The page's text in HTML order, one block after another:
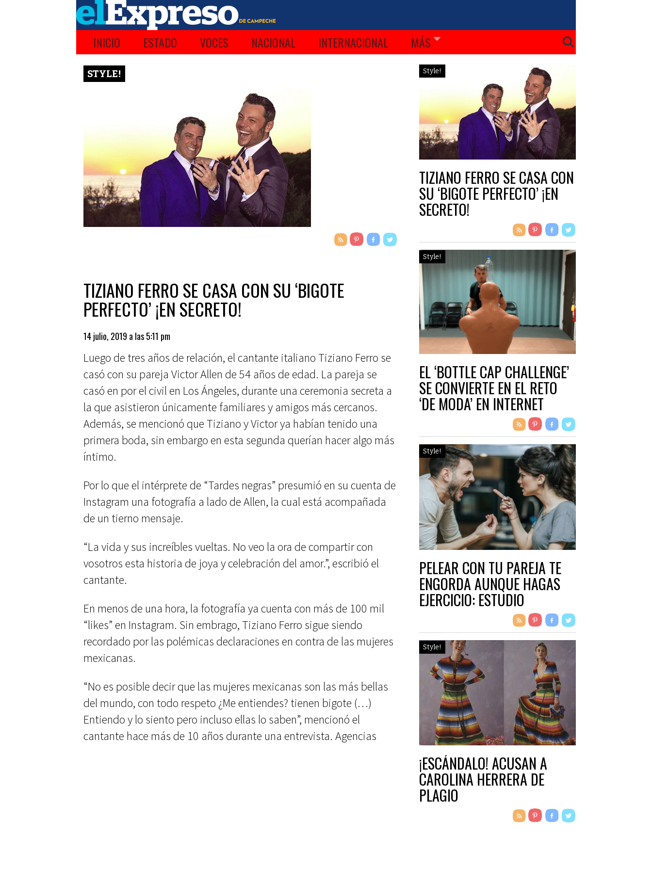
INICIO ESTADO VOCES NACIONAL INTERNACIONAL MÁS
STYLE!
TIZIANO FERRO SE CASA CON SU ‘BIGOTE
PERFECTO’ ¡EN SECRETO!
14 julio, 2019 a las 5:11 pm
Luego de tres años de relación, el cantante italiano Tiziano Ferro se
casó con su pareja Victor Allen de 54 años de edad. La pareja se
casó en por el civil en Los Ángeles, durante una ceremonia secreta a
la que asistieron únicamente familiares y amigos más cercanos.
Además, se mencionó que Tiziano y Victor ya habían tenido una
primera boda, sin embargo en esta segunda querían hacer algo más
íntimo.
Por lo que el intérprete de “Tardes negras” presumió en su cuenta de
Instagram una fotografía a lado de Allen, la cual está acompañada
de un tierno mensaje.
“La vida y sus increíbles vueltas. No veo la ora de compartir con
vosotros esta historia de joya y celebración del amor.”, escribió el
cantante.
En menos de una hora, la fotografía ya cuenta con más de 100 mil
“likes” en Instagram. Sin embrago, Tiziano Ferro sigue siendo
recordado por las polémicas declaraciones en contra de las mujeres
mexicanas.
“No es posible decir que las mujeres mexicanas son las más bellas
del mundo, con todo respeto ¿Me entiendes? tienen bigote (…)
Entiendo y lo siento pero incluso ellas lo saben”, mencionó el
cantante hace más de 10 años durante una entrevista. Agencias
Style!
TIZIANO FERRO SE CASA CON
SU ‘BIGOTE PERFECTO’ ¡EN
SECRETO!
Style!
EL ‘BOTTLE CAP CHALLENGE’
SE CONVIERTE EN EL RETO
‘DE MODA’ EN INTERNET
Style!
PELEAR CON TU PAREJA TE
ENGORDA AUNQUE HAGAS
EJERCICIO: ESTUDIO
Style!
¡ESCÁNDALO! ACUSAN A
CAROLINA HERRERA DE
PLAGIO